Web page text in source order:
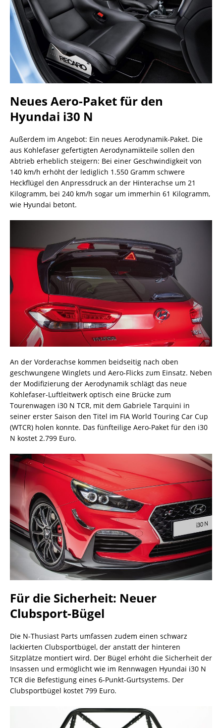
Neues Aero-Paket für den
Hyundai i30 N
Außerdem im Angebot: Ein neues Aerodynamik-Paket. Die
aus Kohlefaser gefertigten Aerodynamikteile sollen den
Abtrieb erheblich steigern: Bei einer Geschwindigkeit von
140 km/h erhöht der lediglich 1.550 Gramm schwere
Heckflügel den Anpressdruck an der Hinterachse um 21
Kilogramm, bei 240 km/h sogar um immerhin 61 Kilogramm,
wie Hyundai betont.
An der Vorderachse kommen beidseitig nach oben
geschwungene Winglets und Aero-Flicks zum Einsatz. Neben
der Modifizierung der Aerodynamik schlägt das neue
Kohlefaser-Luftleitwerk optisch eine Brücke zum
Tourenwagen i30 N TCR, mit dem Gabriele Tarquini in
seiner erster Saison den Titel im FIA World Touring Car Cup
(WTCR) holen konnte. Das fünfteilige Aero-Paket für den i30
N kostet 2.799 Euro.
Für die Sicherheit: Neuer
Clubsport-Bügel
Die N-Thusiast Parts umfassen zudem einen schwarz
lackierten Clubsportbügel, der anstatt der hinteren
Sitzplätze montiert wird. Der Bügel erhöht die Sicherheit der
Insassen und ermöglicht wie im Rennwagen Hyundai i30 N
TCR die Befestigung eines 6-Punkt-Gurtsystems. Der
Clubsportbügel kostet 799 Euro.